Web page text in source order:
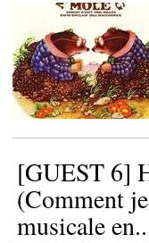
[GUEST 6]
(Comment
musicale